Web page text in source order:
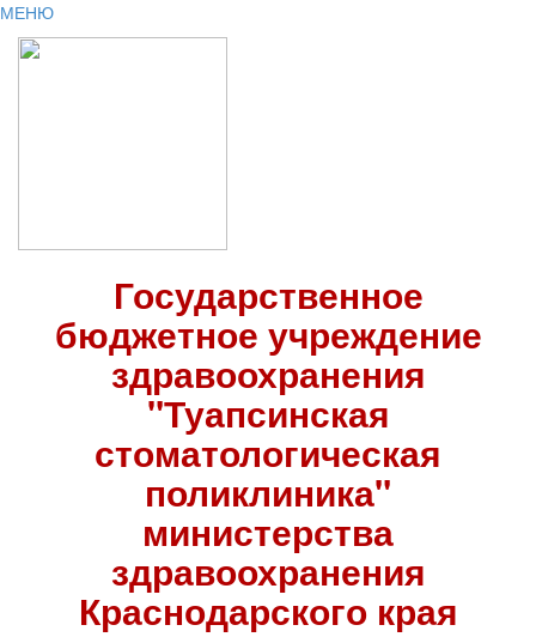
МЕНЮ
Государственное
бюджетное учреждение
здравоохранения
"Туапсинская
стоматологическая
поликлиника"
министерства
здравоохранения
Краснодарского края